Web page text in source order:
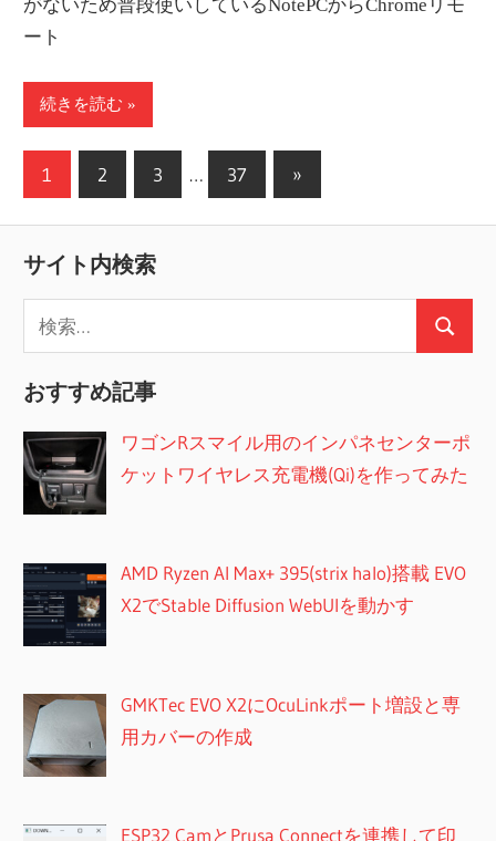
がないため普段使いしているNotePCからChromeリモ
ート
続きを読む
投
の
ペ
ー
ジ
送
り
1 2 3 … 37
次
の
»
サイト内検索
索:
検
おすすめ記事
ワゴンRスマイル用のインパネセンターポ
ケットワイヤレス充電機(Qi)を作ってみた
AMD Ryzen AI Max+ 395(strix halo)搭載 EVO
X2でStable Diffusion WebUIを動かす
GMKTec EVO X2にOcuLinkポート増設と専
用カバーの作成
ESP32 CamとPrusa Connectを連携して印